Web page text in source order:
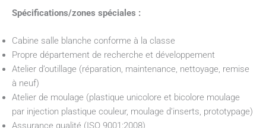
Spécifications/zones spéciales :
Cabine salle blanche conforme à la classe
Propre département de recherche et développement
Atelier d’outillage (réparation, maintenance, nettoyage, remise
à neuf)
Atelier de moulage (plastique unicolore et bicolore moulage
par injection plastique couleur, moulage d’inserts, prototypage)
Assurance qualité (ISO 9001:2008)